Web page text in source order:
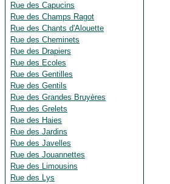
Rue des Capucins
Rue des Champs Ragot
Rue des Chants d'Alouette
Rue des Cheminets
Rue des Drapiers
Rue des Ecoles
Rue des Gentilles
Rue des Gentils
Rue des Grandes Bruyères
Rue des Grelets
Rue des Haies
Rue des Jardins
Rue des Javelles
Rue des Jouannettes
Rue des Limousins
Rue des Lys